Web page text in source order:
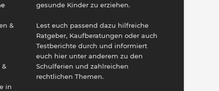
&
&
in
gesunde Kinder zu erziehen.
Lest euch passend dazu hilfreiche
Ratgeber, Kaufberatungen oder auch
Testberichte durch und informiert
euch hier unter anderem zu den
Schulferien und zahlreichen
rechtlichen Themen.